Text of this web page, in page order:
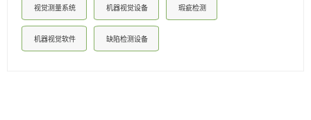
视觉测量系统 机器视觉设备 瑕疵检测
机器视觉软件 缺陷检测设备